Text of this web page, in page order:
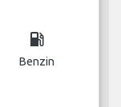
local_gas_station
Benzin